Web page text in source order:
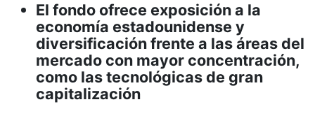
El fondo ofrece exposición a la
economía estadounidense y
diversificación frente a las áreas del
mercado con mayor concentración,
como las tecnológicas de gran
capitalización